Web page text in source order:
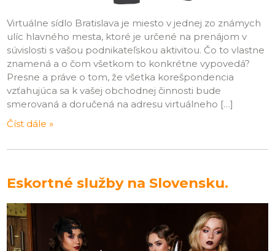
Virtuálne sídlo Bratislava je miesto v jednej zo známych
ulíc hlavného mesta, ktoré je určené na prenájom v
súvislosti s vašou podnikateľskou aktivitou. Čo to vlastne
znamená a o čom všetkom to konkrétne vypovedá?
Presne a práve o tom, že všetka korešpondencia
vzťahujúca sa k vašej obchodnej činnosti bude
smerovaná a doručená na adresu virtuálneho […]
Číst dále »
Eskortné služby na Slovensku.